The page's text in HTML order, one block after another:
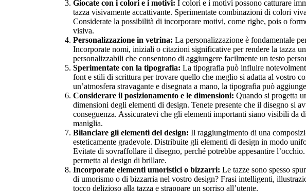
Giocate con i colori e i motivi: I colori e i motivi possono catturare
tazza visivamente accattivante. Sperimentate combinazioni di colori
Considerate la possibilità di incorporare motivi, come righe, pois o
visiva.
Personalizzazione in vetrina: La personalizzazione è fondamentale
Incorporate nomi, iniziali o citazioni significative per rendere la tazza
personalizzabili che consentono di aggiungere facilmente un testo
Sperimentate con la tipografia: La tipografia può influire
font e stili di scrittura per trovare quello che meglio si adatta al vostro
un’atmosfera stravagante e disegnata a mano, la tipografia può
Considerare il posizionamento e le dimensioni: Quando si progetta
dimensioni degli elementi di design. Tenete presente che il disegno si
conseguenza. Assicuratevi che gli elementi importanti siano visibili da
maniglia.
Bilanciare gli elementi del design: Il raggiungimento di una
esteticamente gradevole. Distribuite gli elementi di design in modo
Evitate di sovraffollare il disegno, perché potrebbe appesantire
permetta al design di brillare.
Incorporate elementi umoristici o bizzarri: Le tazze sono spesso
di umorismo o di bizzarria nel vostro design? Frasi intelligenti,
tocco delizioso alla tazza e strappare un sorriso all’utente.